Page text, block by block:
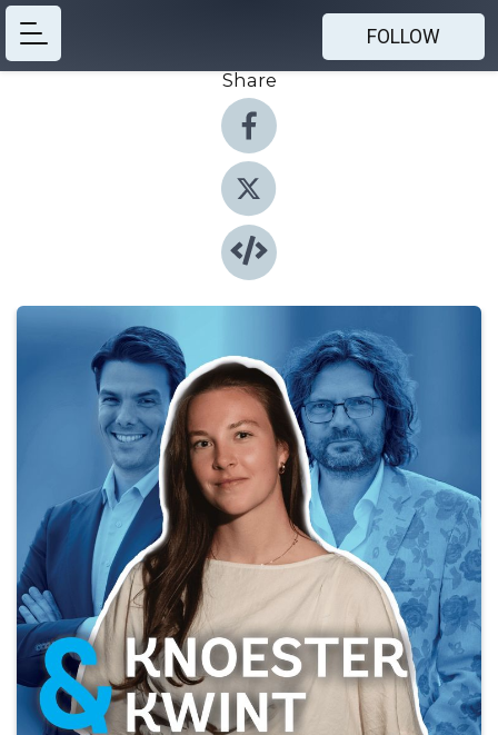
FOLLOW
Share